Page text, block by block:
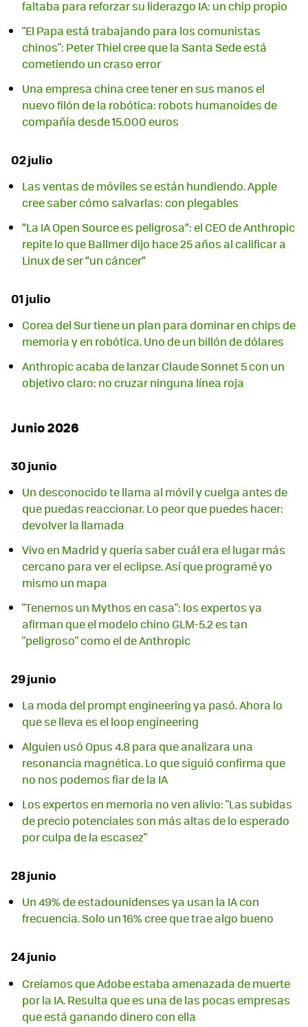
faltaba para reforzar su liderazgo IA: un chip propio
"El Papa está trabajando para los comunistas
chinos": Peter Thiel cree que la Santa Sede está
cometiendo un craso error
Una empresa china cree tener en sus manos el
nuevo filón de la robótica: robots humanoides de
compañía desde 15.000 euros
02 julio
Las ventas de móviles se están hundiendo. Apple
cree saber cómo salvarlas: con plegables
“La IA Open Source es peligrosa”: el CEO de Anthropic
repite lo que Ballmer dijo hace 25 años al calificar a
Linux de ser “un cáncer”
01 julio
Corea del Sur tiene un plan para dominar en chips de
memoria y en robótica. Uno de un billón de dólares
Anthropic acaba de lanzar Claude Sonnet 5 con un
objetivo claro: no cruzar ninguna línea roja
Junio 2026
30 junio
Un desconocido te llama al móvil y cuelga antes de
que puedas reaccionar. Lo peor que puedes hacer:
devolver la llamada
Vivo en Madrid y quería saber cuál era el lugar más
cercano para ver el eclipse. Así que programé yo
mismo un mapa
"Tenemos un Mythos en casa": los expertos ya
afirman que el modelo chino GLM-5.2 es tan
"peligroso" como el de Anthropic
29 junio
La moda del prompt engineering ya pasó. Ahora lo
que se lleva es el loop engineering
Alguien usó Opus 4.8 para que analizara una
resonancia magnética. Lo que siguió confirma que
no nos podemos fiar de la IA
Los expertos en memoria no ven alivio: "Las subidas
de precio potenciales son más altas de lo esperado
por culpa de la escasez"
28 junio
Un 49% de estadounidenses ya usan la IA con
frecuencia. Solo un 16% cree que trae algo bueno
24 junio
Creíamos que Adobe estaba amenazada de muerte
por la IA. Resulta que es una de las pocas empresas
que está ganando dinero con ella